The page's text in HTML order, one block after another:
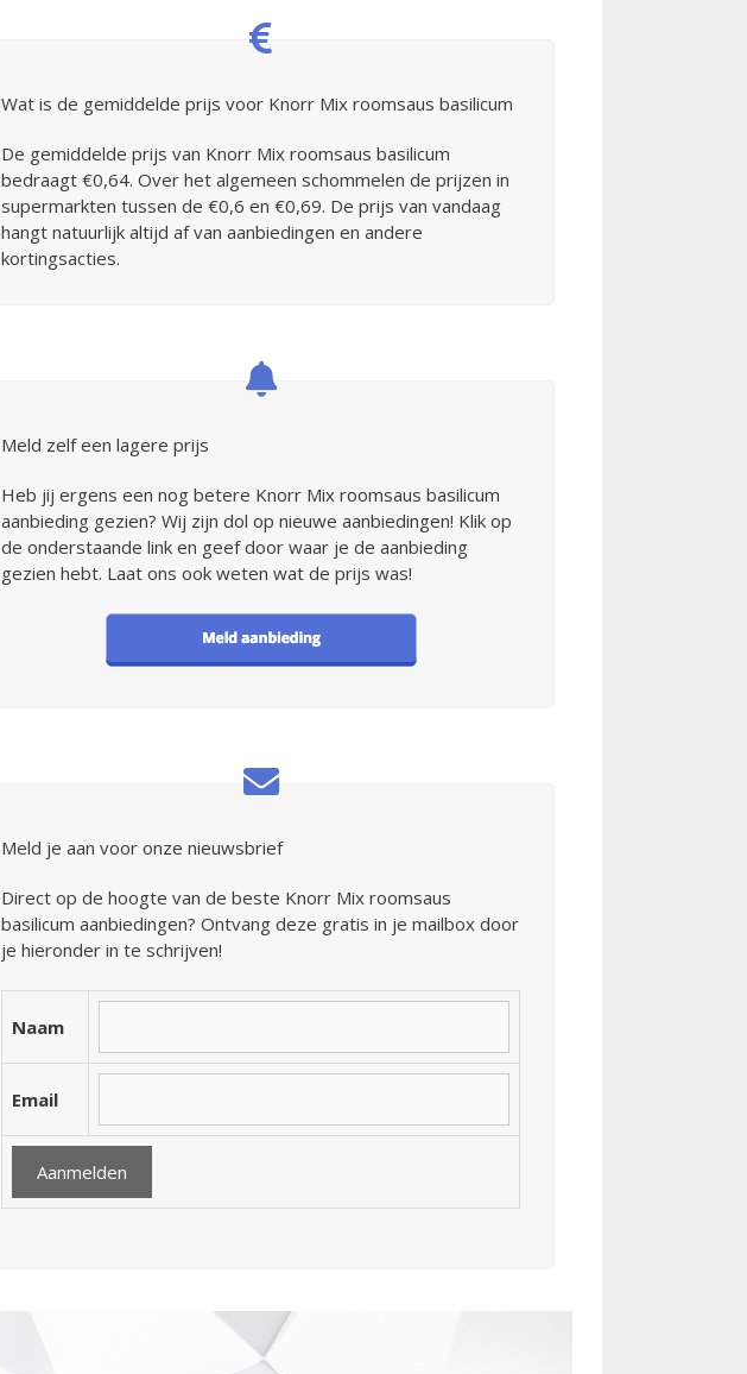
Wat is de gemiddelde prijs voor Knorr Mix roomsaus basilicum
De gemiddelde prijs van Knorr Mix roomsaus basilicum
bedraagt €0,64. Over het algemeen schommelen de prijzen in
supermarkten tussen de €0,6 en €0,69. De prijs van vandaag
hangt natuurlijk altijd af van aanbiedingen en andere
kortingsacties.
Meld zelf een lagere prijs
Heb jij ergens een nog betere Knorr Mix roomsaus basilicum
aanbieding gezien? Wij zijn dol op nieuwe aanbiedingen! Klik op
de onderstaande link en geef door waar je de aanbieding
gezien hebt. Laat ons ook weten wat de prijs was!
Meld je aan voor onze nieuwsbrief
Direct op de hoogte van de beste Knorr Mix roomsaus
basilicum aanbiedingen? Ontvang deze gratis in je mailbox door
je hieronder in te schrijven!
Naam
Email